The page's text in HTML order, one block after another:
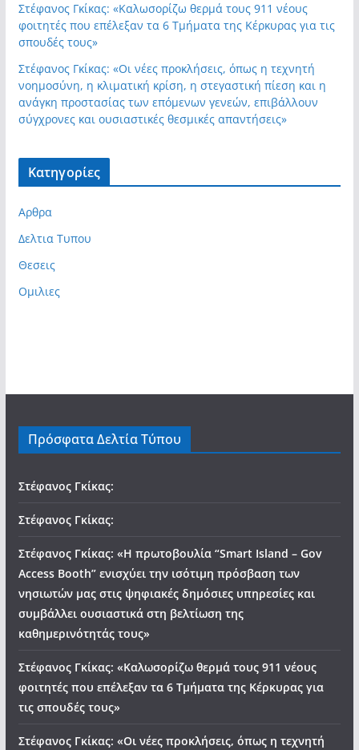
Στέφανος Γκίκας: «Καλωσορίζω θερμά τους 911 νέους
φοιτητές που επέλεξαν τα 6 Τμήματα της Κέρκυρας για τις
σπουδές τους»
Στέφανος Γκίκας: «Οι νέες προκλήσεις, όπως η τεχνητή
νοημοσύνη, η κλιματική κρίση, η στεγαστική πίεση και η
ανάγκη προστασίας των επόμενων γενεών, επιβάλλουν
σύγχρονες και ουσιαστικές θεσμικές απαντήσεις»
Kατηγορίες
Αρθρα
Δελτια Τυπου
Θεσεις
Ομιλιες
Πρόσφατα Δελτία Τύπου
Στέφανος Γκίκας:
Στέφανος Γκίκας:
Στέφανος Γκίκας: «Η πρωτοβουλία “Smart Island – Gov
Access Booth” ενισχύει την ισότιμη πρόσβαση των
νησιωτών μας στις ψηφιακές δημόσιες υπηρεσίες και
συμβάλλει ουσιαστικά στη βελτίωση της
καθημερινότητάς τους»
Στέφανος Γκίκας: «Καλωσορίζω θερμά τους 911 νέους
φοιτητές που επέλεξαν τα 6 Τμήματα της Κέρκυρας για
τις σπουδές τους»
Στέφανος Γκίκας: «Οι νέες προκλήσεις, όπως η τεχνητή